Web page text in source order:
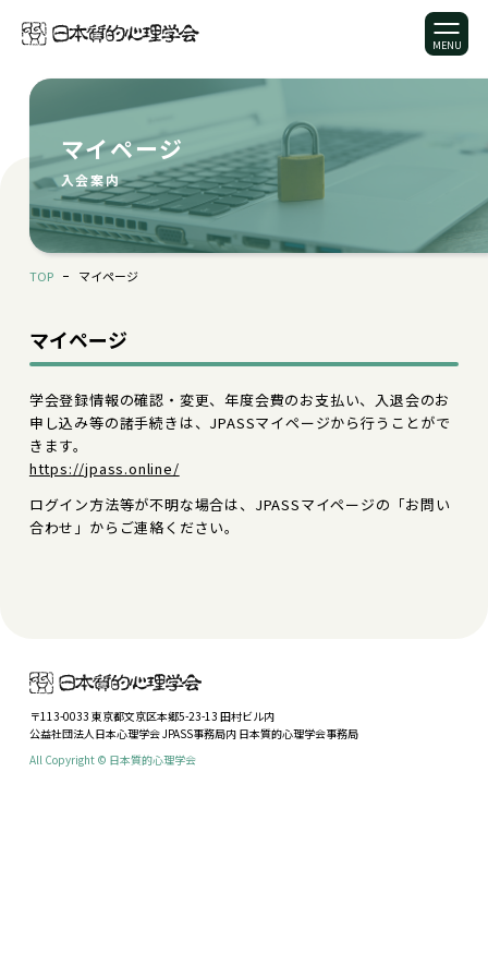
マイページ
入会案内
TOP マイページ
マイページ
学会登録情報の確認・変更、年度会費のお支払い、入退会のお
申し込み等の諸手続きは、JPASSマイページから行うことがで
きます。
https://jpass.online/
ログイン方法等が不明な場合は、JPASSマイページの「お問い
合わせ」からご連絡ください。
〒113-0033 東京都文京区本郷5-23-13 田村ビル内
公益社団法人日本心理学会 JPASS事務局内 日本質的心理学会事務局
All Copyright © 日本質的心理学会